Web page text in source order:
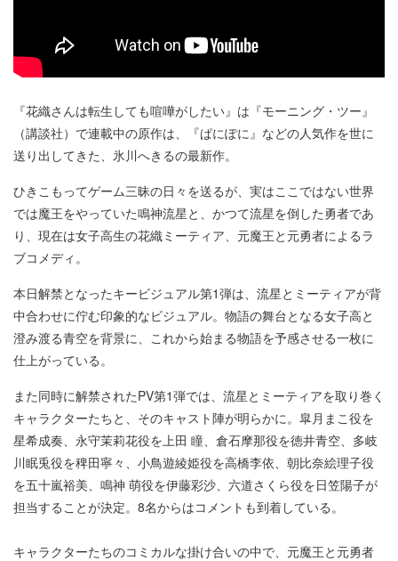
『花織さんは転生しても喧嘩がしたい』は『モーニング・ツー』
（講談社）で連載中の原作は、『ぱにぽに』などの人気作を世に
送り出してきた、氷川へきるの最新作。
ひきこもってゲーム三昧の日々を送るが、実はここではない世界
では魔王をやっていた鳴神流星と、かつて流星を倒した勇者であ
り、現在は女子高生の花織ミーティア、元魔王と元勇者によるラ
ブコメディ。
本日解禁となったキービジュアル第1弾は、流星とミーティアが背
中合わせに佇む印象的なビジュアル。物語の舞台となる女子高と
澄み渡る青空を背景に、これから始まる物語を予感させる一枚に
仕上がっている。
また同時に解禁されたPV第1弾では、流星とミーティアを取り巻く
キャラクターたちと、そのキャスト陣が明らかに。皐月まこ役を
星希成奏、永守茉莉花役を上田 瞳、倉石摩那役を徳井青空、多岐
川眠兎役を稗田寧々、小鳥遊綾姫役を高橋李依、朝比奈絵理子役
を五十嵐裕美、鳴神 萌役を伊藤彩沙、六道さくら役を日笠陽子が
担当することが決定。8名からはコメントも到着している。
キャラクターたちのコミカルな掛け合いの中で、元魔王と元勇者